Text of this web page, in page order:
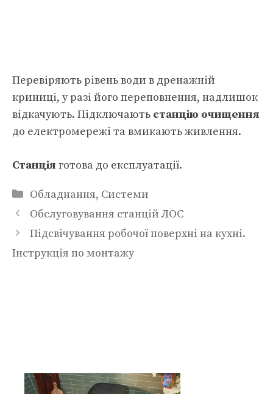
Перевіряють рівень води в дренажній
криниці, у разі його переповнення, надлишок
відкачують. Підключають станцію очищення
до електромережі та вмикають живлення.
Станція готова до експлуатації.
Категорії
Обладнання, Системи
Обслуговування станцій ЛОС
Підсвічування робочої поверхні на кухні.
Інструкція по монтажу